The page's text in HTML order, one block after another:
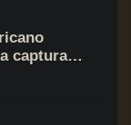
capturado